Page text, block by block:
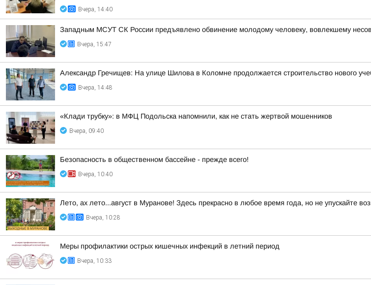
Вчера, 14:40
Западным МСУТ СК России предъявлено обвинение молодому человеку, вовлекшему
Вчера, 15:47
Александр Гречищев: На улице Шилова в Коломне продолжается строительство нового
Вчера, 14:48
«Клади трубку»: в МФЦ Подольска напомнили, как не стать жертвой мошенников
Вчера, 09:40
Безопасность в общественном бассейне - прежде всего!
Вчера, 10:40
Лето, ах лето...август в Муранове! Здесь прекрасно в любое время года, но не упускайте
Вчера, 10:28
Меры профилактики острых кишечных инфекций в летний период
Вчера, 10:33